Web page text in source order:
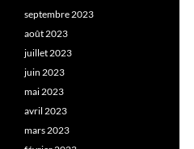
septembre 2023
août 2023
juillet 2023
juin 2023
mai 2023
avril 2023
mars 2023